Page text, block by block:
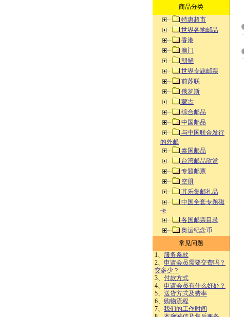
商品分类
特惠超市
世界各地邮品
香港
澳门
朝鲜
世界专题邮票
前苏联
俄罗斯
蒙古
综合邮品
中国邮品
与中国联合发行
的外邮
泰国邮品
台湾邮品欣赏
专题邮票
空册
其乐集邮礼品
中国全套专题磁
卡
各国邮票目录
奥运纪念币
常见问题
1、 服务条款
2、 申请会员需要交费吗？
交多少？
3、 付款方式
4、 申请会员有什么好处？
5、 送货方式及费率
6、 购物流程
7、 我们的工作时间